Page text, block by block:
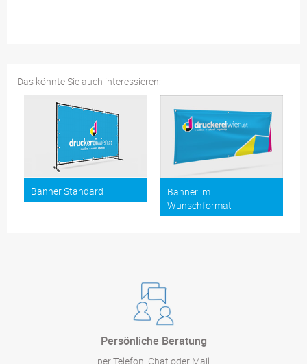
Das könnte Sie auch interessieren:
Banner Standard
Banner im
Wunschformat
Persönliche Beratung
per Telefon, Chat oder Mail